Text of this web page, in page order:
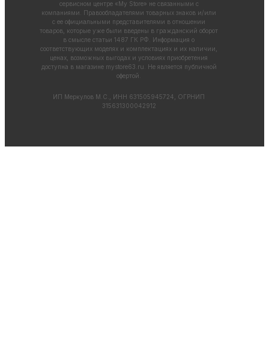
сервисном центре «My Store» не связанными с
компаниями. Правообладателями товарных знаков и/или
с ее официальными представителями в отношении
товаров, которые уже были введены в гражданский оборот
в смысле статьи 1487 ГК РФ. Информация о
соответствующих моделях и комплектациях и их наличии,
ценах, возможных выгодах и условиях приобретения
доступна в магазине mystore63.ru . Не является публичной
офертой.
ИП Меркулов М.С., ИНН 631505945724, ОГРНИП
315631300042912